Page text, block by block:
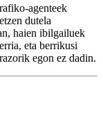
agenteek
dutela
haien ibilgailuek
eta berrikusi
egon ez dadin.